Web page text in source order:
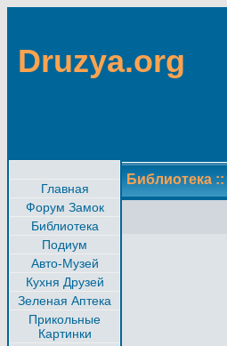
Druzya.org
Главная
Форум Замок
Библиотека
Подиум
Авто-Музей
Кухня Друзей
Зеленая Аптека
Прикольные
Картинки
Библиотека ::